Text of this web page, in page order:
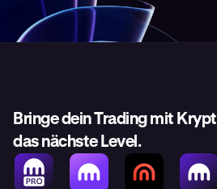
Bringe dein Trading mit
das nächste Level.